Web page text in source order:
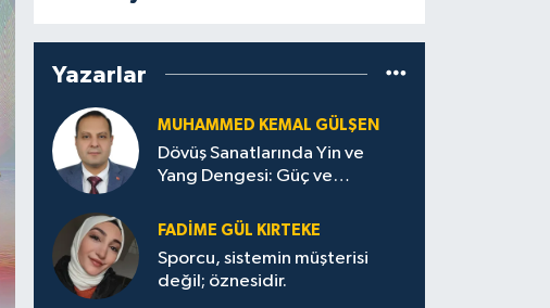
Yazarlar
MUHAMMED KEMAL GÜLŞEN
Dövüş Sanatlarında Yin ve
Yang Dengesi: Güç ve
FADIME GÜL KIRTEKE
Sporcu, sistemin müşterisi
değil; öznesidir.